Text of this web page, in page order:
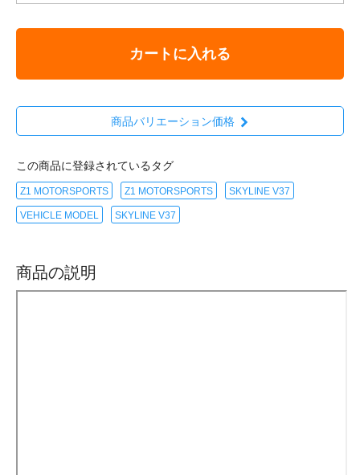
カートに入れる
商品バリエーション価格
この商品に登録されているタグ
Z1 MOTORSPORTS Z1 MOTORSPORTS SKYLINE V37
VEHICLE MODEL SKYLINE V37
商品の説明